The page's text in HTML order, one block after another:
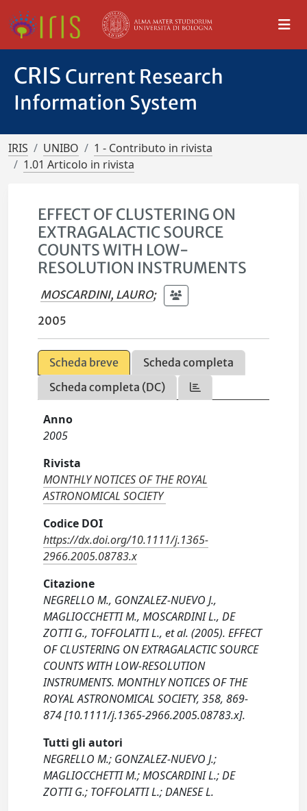
CRIS Current Research
Information System
IRIS UNIBO
1 - Contributo in rivista
1.01 Articolo in rivista
EFFECT OF CLUSTERING ON
EXTRAGALACTIC SOURCE
COUNTS WITH LOW-
RESOLUTION INSTRUMENTS
MOSCARDINI, LAURO;
2005
Scheda breve
Scheda completa
Scheda completa (DC)
Anno
2005
Rivista
MONTHLY NOTICES OF THE ROYAL
ASTRONOMICAL SOCIETY
Codice DOI
https://dx.doi.org/10.1111/j.1365-
2966.2005.08783.x
Citazione
NEGRELLO M., GONZALEZ-NUEVO J.,
MAGLIOCCHETTI M., MOSCARDINI L., DE
ZOTTI G., TOFFOLATTI L., et al. (2005). EFFECT
OF CLUSTERING ON EXTRAGALACTIC SOURCE
COUNTS WITH LOW-RESOLUTION
INSTRUMENTS. MONTHLY NOTICES OF THE
ROYAL ASTRONOMICAL SOCIETY, 358, 869-
874 [10.1111/j.1365-2966.2005.08783.x].
Tutti gli autori
NEGRELLO M.; GONZALEZ-NUEVO J.;
MAGLIOCCHETTI M.; MOSCARDINI L.; DE
ZOTTI G.; TOFFOLATTI L.; DANESE L.